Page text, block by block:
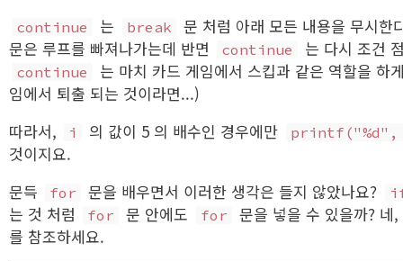
continue 는 break
문 처럼 아래 모든 내용을 무시한
문은 루프를 빠져나가는데 반면
continue 는 다시 조건
continue
는 마치 카드 게임에서 스킵과 같은 역할을 하
임에서 퇴출 되는 것이라면...)
따라서,
i 의 값이 5 의 배수인 경우에만
것이지요.
문득
for 문을 배우면서 이러한 생각은 들지 않았나요?
는 것 처럼 for 문 안에도 for
문을 넣을 수 있을까? 네
를 참조하세요.